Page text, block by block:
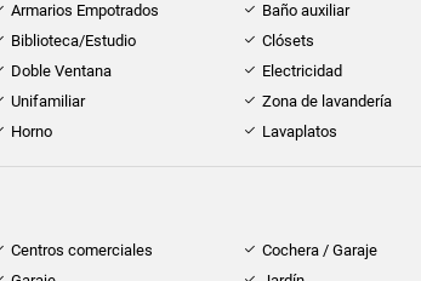
Armarios Empotrados
Baño auxiliar
Biblioteca/Estudio
Clósets
Doble Ventana
Electricidad
Unifamiliar
Zona de lavandería
Horno Lavaplatos
Centros comerciales
Cochera / Garaje